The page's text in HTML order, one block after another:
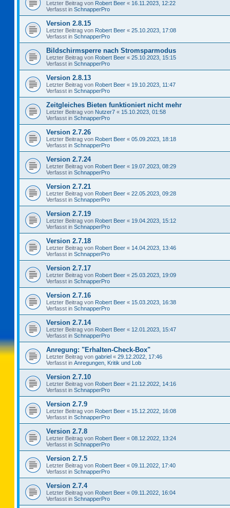
Letzter Beitrag von Robert Beer « 16.11.2023, 12:22
Verfasst in SchnapperPro
Version 2.8.15
Letzter Beitrag von Robert Beer « 25.10.2023, 17:08
Verfasst in SchnapperPro
Bildschirmsperre nach Stromsparmodus
Letzter Beitrag von Robert Beer « 25.10.2023, 15:15
Verfasst in SchnapperPro
Version 2.8.13
Letzter Beitrag von Robert Beer « 19.10.2023, 11:47
Verfasst in SchnapperPro
Zeitgleiches Bieten funktioniert nicht mehr
Letzter Beitrag von Nutzer7 « 15.10.2023, 01:58
Verfasst in SchnapperPro
Version 2.7.26
Letzter Beitrag von Robert Beer « 05.09.2023, 18:18
Verfasst in SchnapperPro
Version 2.7.24
Letzter Beitrag von Robert Beer « 19.07.2023, 08:29
Verfasst in SchnapperPro
Version 2.7.21
Letzter Beitrag von Robert Beer « 22.05.2023, 09:28
Verfasst in SchnapperPro
Version 2.7.19
Letzter Beitrag von Robert Beer « 19.04.2023, 15:12
Verfasst in SchnapperPro
Version 2.7.18
Letzter Beitrag von Robert Beer « 14.04.2023, 13:46
Verfasst in SchnapperPro
Version 2.7.17
Letzter Beitrag von Robert Beer « 25.03.2023, 19:09
Verfasst in SchnapperPro
Version 2.7.16
Letzter Beitrag von Robert Beer « 15.03.2023, 16:38
Verfasst in SchnapperPro
Version 2.7.14
Letzter Beitrag von Robert Beer « 12.01.2023, 15:47
Verfasst in SchnapperPro
Anregung: "Erhalten-Check-Box"
Letzter Beitrag von gabriel « 29.12.2022, 17:46
Verfasst in Anregungen, Kritik und Lob
Version 2.7.10
Letzter Beitrag von Robert Beer « 21.12.2022, 14:16
Verfasst in SchnapperPro
Version 2.7.9
Letzter Beitrag von Robert Beer « 15.12.2022, 16:08
Verfasst in SchnapperPro
Version 2.7.8
Letzter Beitrag von Robert Beer « 08.12.2022, 13:24
Verfasst in SchnapperPro
Version 2.7.5
Letzter Beitrag von Robert Beer « 09.11.2022, 17:40
Verfasst in SchnapperPro
Version 2.7.4
Letzter Beitrag von Robert Beer « 09.11.2022, 16:04
Verfasst in SchnapperPro